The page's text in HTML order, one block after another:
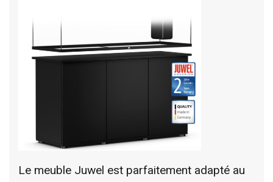
Le meuble Juwel est parfaitement adapté au